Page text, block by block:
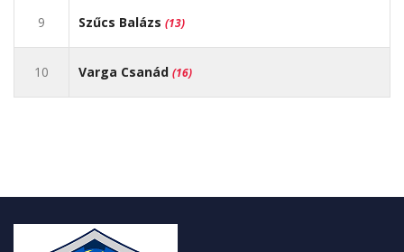
9 Szűcs Balázs (13)
10 Varga Csanád (16)